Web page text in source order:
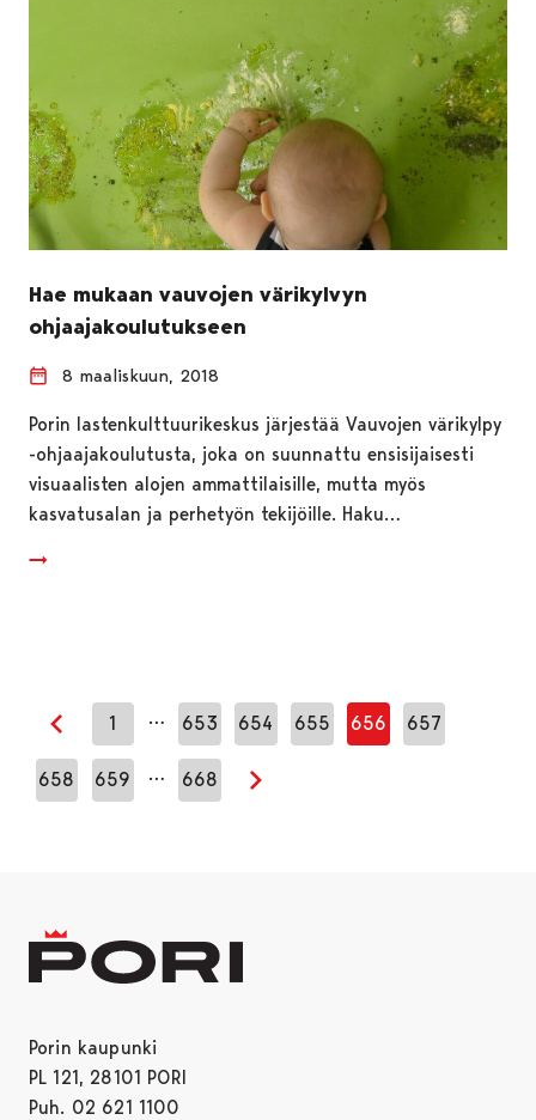
Hae mukaan vauvojen värikylvyn
ohjaajakoulutukseen
8 maaliskuun, 2018
Porin lastenkulttuurikeskus järjestää Vauvojen värikylpy
-ohjaajakoulutusta, joka on suunnattu ensisijaisesti
visuaalisten alojen ammattilaisille, mutta myös
kasvatusalan ja perhetyön tekijöille. Haku…
Edellinen sivu
1 … 653 654 655 656 657
658 659 … 668
Seuraava sivu
Porin kaupunki
PL 121, 28101 PORI
Puh. 02 621 1100